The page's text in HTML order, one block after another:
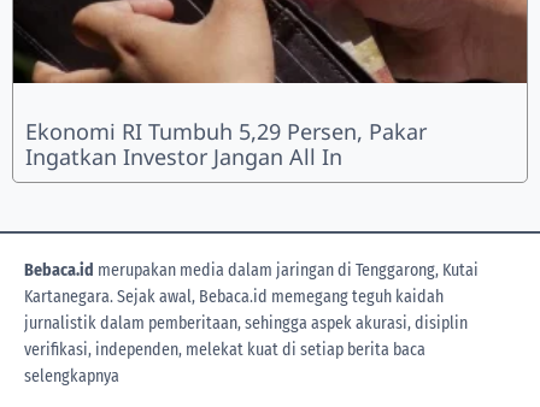
Ekonomi RI Tumbuh 5,29 Persen, Pakar
Ingatkan Investor Jangan All In
Bebaca.id merupakan media dalam jaringan di Tenggarong, Kutai
Kartanegara. Sejak awal, Bebaca.id memegang teguh kaidah
jurnalistik dalam pemberitaan, sehingga aspek akurasi, disiplin
verifikasi, independen, melekat kuat di setiap berita baca
selengkapnya